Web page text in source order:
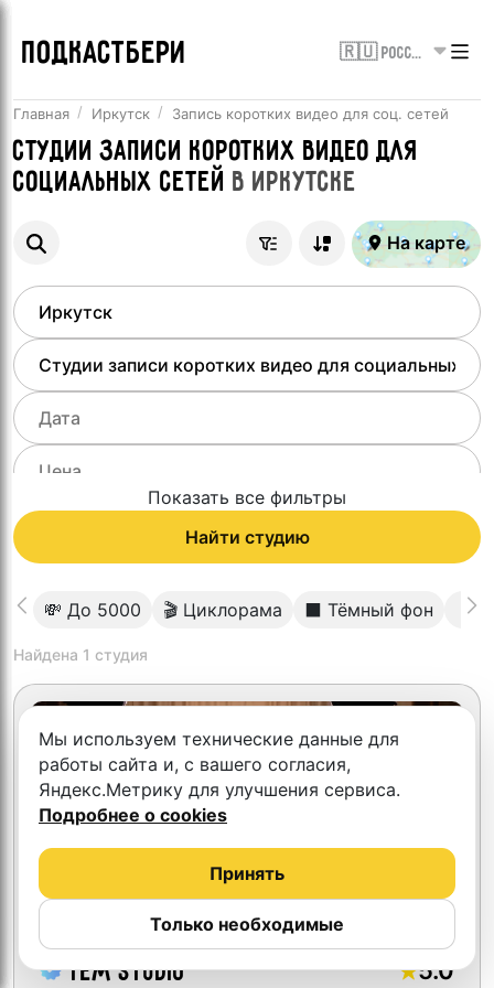
ПОДКАСТБЕРИ 🇷🇺 Россия
Главная Иркутск Запись коротких видео для соц. сетей
Студии записи коротких видео для
социальных сетей в Иркутске
На карте
Показать все фильтры
Найти студию
💸 До 5000 🎬 Циклорама ⬛️ Тёмный фон
Найдена 1 студия
Tem Studio 5.0
Мы используем технические данные для
работы сайта и, с вашего согласия,
Яндекс.Метрику для улучшения сервиса.
Подробнее о cookies
Только необходимые
Принять